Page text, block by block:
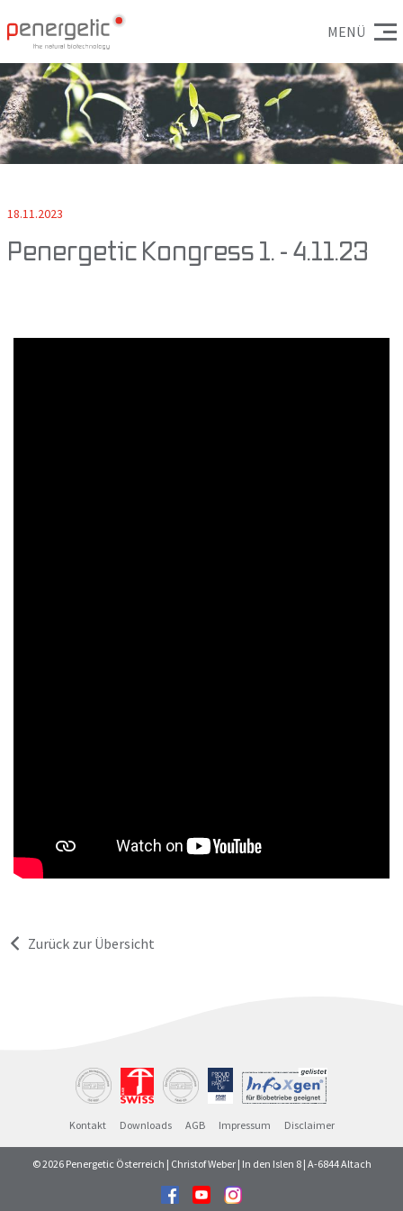
MENÜ
18.11.2023
Penergetic Kongress 1. - 4.11.23
Zurück zur Übersicht
Kontakt Downloads AGB Impressum Disclaimer
© 2026 Penergetic Österreich | Christof Weber | In den Islen 8 | A-6844 Altach
FacebookYoutube